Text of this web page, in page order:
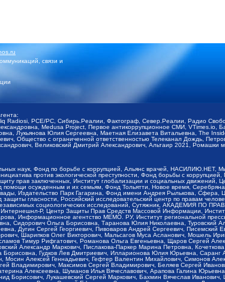
связи и
PCE/PC, Сибирь.Реалии, Фактограф, Север.Реалии, Радио
Medusa Project, Первое антикоррупционное СМИ,
Лукьянова Юлия Сергеевна, Маетная Елизавета Витальевна, The
Общество с ограниченной ответственностью Телеканал Дождь,
Великовский Дмитрий Александрович, Альтаир 2021, Ромашки
наук, Фонд по борьбе с коррупцией, Альянс врачей,
против экологической преступности, Фонд борьбы с
прав заключенных, Институт глобализации и социальных
осужденным и их семьям, Фонд Тольятти, Новое время,
Издательство Парк Гагарина, Фонд имени Андрея Рылькова,
гласности, Российский исследовательский центр по правам
социологических исследований, Сутяжник, АКАДЕМИЯ ПО
Р, Центр Защиты Прав Средств Массовой Информации,
Информационное агентство МЕМО. РУ, Институт региональной
Сидорович Ольга Борисовна, Таранова Юлия Николаевна, Туровский
Дугин Сергей Георгиевич, Пивоваров Андрей Сергеевич, Писемский
Шарипков Олег Викторович, Мальсагов Муса Асланович, Мошель
Тимур Рифгатович, Романова Ольга Евгеньевна, Щаров Сергей
Александр Маркович, Пислакова-Паркер Марина Петровна,
Гудков Лев Дмитриевич, Илларионова Юлия Юрьевна,
Алексей Геннадьевич, Гефтер Валентин Михайлович, Симонов
Владимирович, Максимов Сергей Владимирович, Беляев Сергей
Алексеевна, Шуманов Илья Вячеславович, Арапова Галина
Борисович, Лукашевский Сергей Маркович, Бахмин Вячеслав